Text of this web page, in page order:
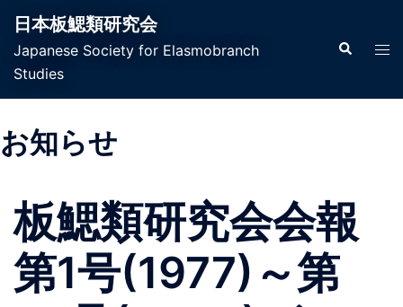
日本板鰓類研究会
Japanese Society for Elasmobranch
Studies
お知らせ
板鰓類研究会会報
第1号(1977)～第